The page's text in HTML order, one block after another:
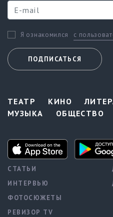
Я ознакомился с
ПОДПИСАТЬСЯ
ТЕАТР КИНО
МУЗЫКА
ОБЩЕСТВО
СТАТЬИ
ИНТЕРВЬЮ
ФОТОСЮЖЕТЫ
РЕВИЗОР TV